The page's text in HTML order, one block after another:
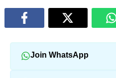
Join WhatsApp